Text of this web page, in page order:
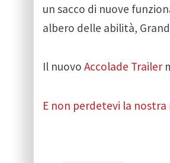
un sacco di nuove
albero delle abilità,
Il nuovo Accolade Trailer
E non perdetevi la nostra